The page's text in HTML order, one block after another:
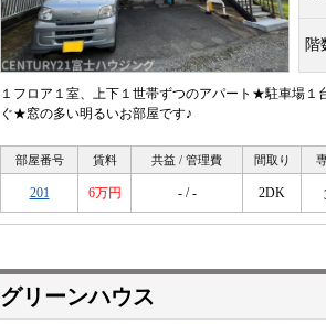
階
１フロア１室、上下１世帯ずつのアパート★駐車場
ぐ★窓の多い明るいお部屋です♪
部屋番号 賃料 共益 / 管理費 間取り
201 6万円 - / - 2DK
グリーンハウス